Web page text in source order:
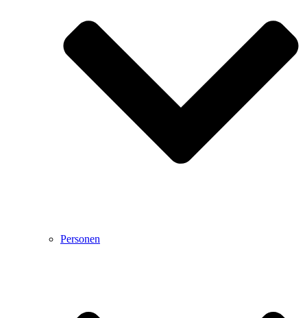
Personen